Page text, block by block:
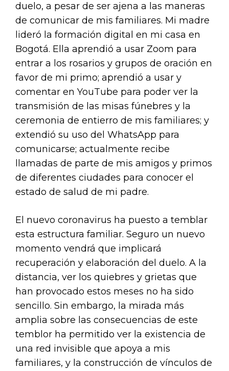
duelo, a pesar de ser ajena a las maneras
de comunicar de mis familiares. Mi madre
lideró la formación digital en mi casa en
Bogotá. Ella aprendió a usar Zoom para
entrar a los rosarios y grupos de oración en
favor de mi primo; aprendió a usar y
comentar en YouTube para poder ver la
transmisión de las misas fúnebres y la
ceremonia de entierro de mis familiares; y
extendió su uso del WhatsApp para
comunicarse; actualmente recibe
llamadas de parte de mis amigos y primos
de diferentes ciudades para conocer el
estado de salud de mi padre.
El nuevo coronavirus ha puesto a temblar
esta estructura familiar. Seguro un nuevo
momento vendrá que implicará
recuperación y elaboración del duelo. A la
distancia, ver los quiebres y grietas que
han provocado estos meses no ha sido
sencillo. Sin embargo, la mirada más
amplia sobre las consecuencias de este
temblor ha permitido ver la existencia de
una red invisible que apoya a mis
familiares, y la construcción de vínculos de